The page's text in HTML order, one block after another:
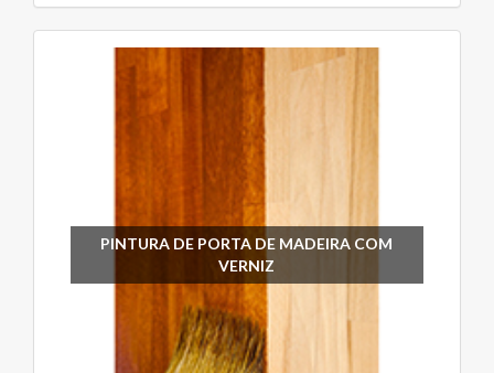
PINTURA DE PORTA DE MADEIRA COM
VERNIZ